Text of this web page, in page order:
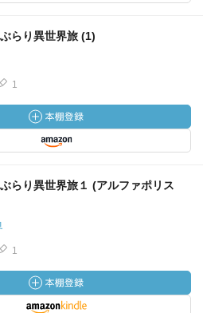
らり異世界旅 (1)
1
らり異世界旅１ (アルファポリス
1